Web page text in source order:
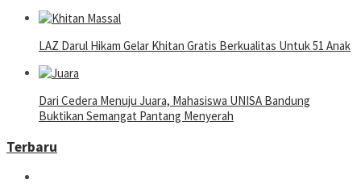
LAZ Darul Hikam Gelar Khitan Gratis Berkualitas Untuk 51 Anak
Dari Cedera Menuju Juara, Mahasiswa UNISA Bandung
Buktikan Semangat Pantang Menyerah
Terbaru